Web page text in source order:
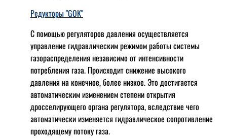
Редукторы "GOK"
С помощью регуляторов давления осуществляется
управление гидравлическим режимом работы системы
газораспределения независимо от интенсивности
потребления газа. Происходит снижение высокого
давления на конечное, более низкое. Это достигается
автоматическим изменением степени открытия
дросселирующего органа регулятора, вследствие чего
автоматически изменяется гидравлическое сопротивление
проходящему потоку газа.